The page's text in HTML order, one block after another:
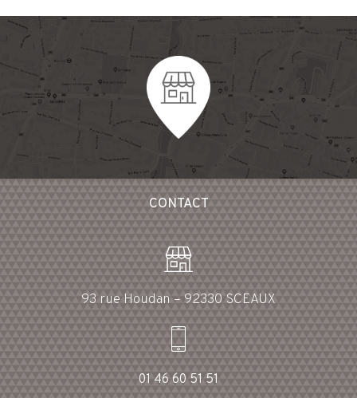
CONTACT
93 rue Houdan – 92330 SCEAUX
01 46 60 51 51